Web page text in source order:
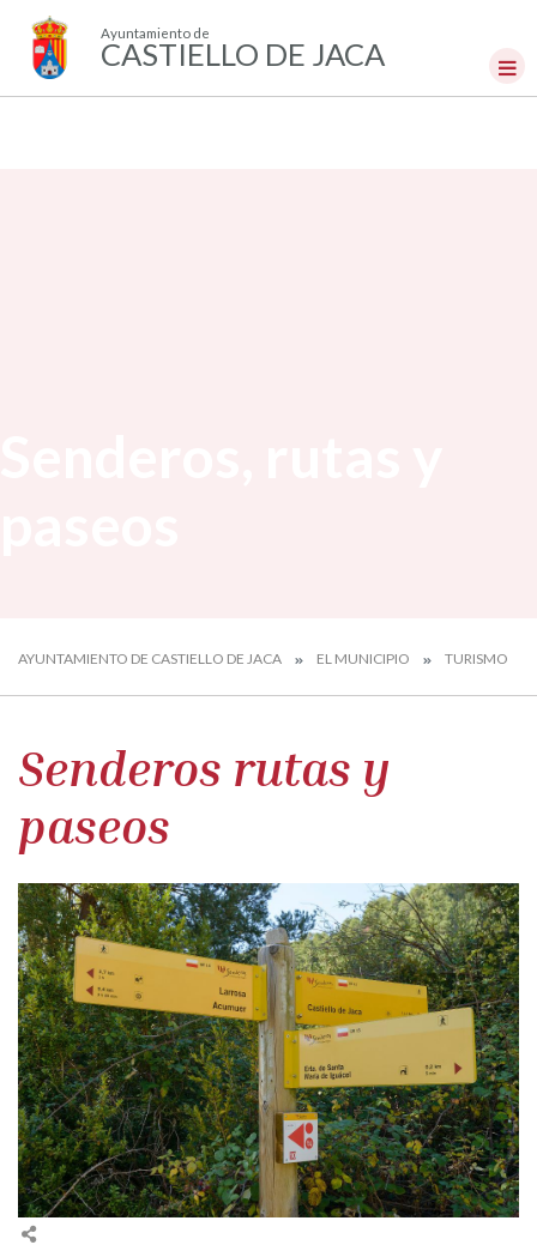
Ayuntamiento de
CASTIELLO DE JACA
AYUNTAMIENTO DE CASTIELLO DE JACA EL MUNICIPIO TURISMO
Senderos rutas y
paseos